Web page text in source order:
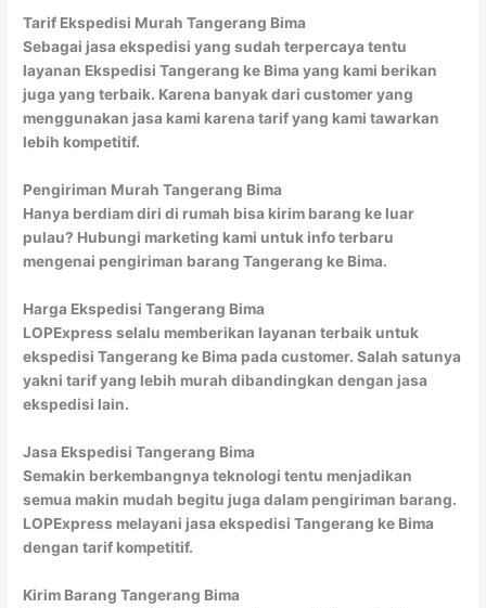
Tarif Ekspedisi Murah Tangerang Bima
Sebagai jasa ekspedisi yang sudah terpercaya tentu
layanan Ekspedisi Tangerang ke Bima yang kami berikan
juga yang terbaik. Karena banyak dari customer yang
menggunakan jasa kami karena tarif yang kami tawarkan
lebih kompetitif.
Pengiriman Murah Tangerang Bima
Hanya berdiam diri di rumah bisa kirim barang ke luar
pulau? Hubungi marketing kami untuk info terbaru
mengenai pengiriman barang Tangerang ke Bima.
Harga Ekspedisi Tangerang Bima
LOPExpress selalu memberikan layanan terbaik untuk
ekspedisi Tangerang ke Bima pada customer. Salah satunya
yakni tarif yang lebih murah dibandingkan dengan jasa
ekspedisi lain.
Jasa Ekspedisi Tangerang Bima
Semakin berkembangnya teknologi tentu menjadikan
semua makin mudah begitu juga dalam pengiriman barang.
LOPExpress melayani jasa ekspedisi Tangerang ke Bima
dengan tarif kompetitif.
Kirim Barang Tangerang Bima